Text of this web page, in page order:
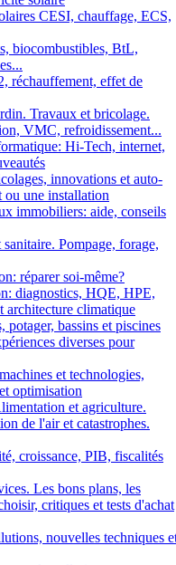
CESI, chauffage, ECS,
biocombustibles, BtL,
réchauffement, effet de
Travaux et bricolage.
VMC, refroidissement...
Hi-Tech, internet,
innovations et auto-
ou une installation
immobiliers: aide, conseils
Pompage, forage,
réparer soi-même?
diagnostics, HQE, HPE,
architecture climatique
potager, bassins et piscines
diverses pour
et technologies,
optimisation
et agriculture.
de l'air et catastrophes.
croissance, PIB, fiscalités
Les bons plans, les
critiques et tests d'achat
nouvelles techniques